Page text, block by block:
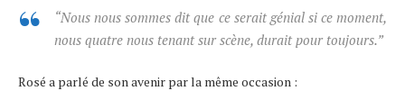
“Nous nous sommes dit que ce serait génial si ce moment,
nous quatre nous tenant sur scène, durait pour toujours.”
Rosé a parlé de son avenir par la même occasion :